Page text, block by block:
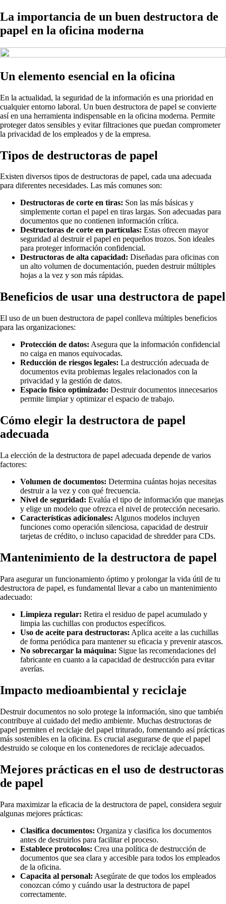
La importancia de un buen destructora de
papel en la oficina moderna
Un elemento esencial en la oficina
En la actualidad, la seguridad de la información es una prioridad en
cualquier entorno laboral. Un buen destructora de papel se convierte
así en una herramienta indispensable en la oficina moderna. Permite
proteger datos sensibles y evitar filtraciones que puedan comprometer
la privacidad de los empleados y de la empresa.
Tipos de destructoras de papel
Existen diversos tipos de destructoras de papel, cada una adecuada
para diferentes necesidades. Las más comunes son:
Destructoras de corte en tiras: Son las más básicas y
simplemente cortan el papel en tiras largas. Son adecuadas para
documentos que no contienen información crítica.
Destructoras de corte en partículas: Estas ofrecen mayor
seguridad al destruir el papel en pequeños trozos. Son ideales
para proteger información confidencial.
Destructoras de alta capacidad: Diseñadas para oficinas con
un alto volumen de documentación, pueden destruir múltiples
hojas a la vez y son más rápidas.
Beneficios de usar una destructora de papel
El uso de un buen destructora de papel conlleva múltiples beneficios
para las organizaciones:
Protección de datos: Asegura que la información confidencial
no caiga en manos equivocadas.
Reducción de riesgos legales: La destrucción adecuada de
documentos evita problemas legales relacionados con la
privacidad y la gestión de datos.
Espacio físico optimizado: Destruir documentos innecesarios
permite limpiar y optimizar el espacio de trabajo.
Cómo elegir la destructora de papel
adecuada
La elección de la destructora de papel adecuada depende de varios
factores:
Volumen de documentos: Determina cuántas hojas necesitas
destruir a la vez y con qué frecuencia.
Nivel de seguridad: Evalúa el tipo de información que manejas
y elige un modelo que ofrezca el nivel de protección necesario.
Características adicionales: Algunos modelos incluyen
funciones como operación silenciosa, capacidad de destruir
tarjetas de crédito, o incluso capacidad de shredder para CDs.
Mantenimiento de la destructora de papel
Para asegurar un funcionamiento óptimo y prolongar la vida útil de tu
destructora de papel, es fundamental llevar a cabo un mantenimiento
adecuado:
Limpieza regular: Retira el residuo de papel acumulado y
limpia las cuchillas con productos específicos.
Uso de aceite para destructoras: Aplica aceite a las cuchillas
de forma periódica para mantener su eficacia y prevenir atascos.
No sobrecargar la máquina: Sigue las recomendaciones del
fabricante en cuanto a la capacidad de destrucción para evitar
averías.
Impacto medioambiental y reciclaje
Destruir documentos no solo protege la información, sino que también
contribuye al cuidado del medio ambiente. Muchas destructoras de
papel permiten el reciclaje del papel triturado, fomentando así prácticas
más sostenibles en la oficina. Es crucial asegurarse de que el papel
destruido se coloque en los contenedores de reciclaje adecuados.
Mejores prácticas en el uso de destructoras
de papel
Para maximizar la eficacia de la destructora de papel, considera seguir
algunas mejores prácticas:
Clasifica documentos: Organiza y clasifica los documentos
antes de destruirlos para facilitar el proceso.
Establece protocolos: Crea una política de destrucción de
documentos que sea clara y accesible para todos los empleados
de la oficina.
Capacita al personal: Asegúrate de que todos los empleados
conozcan cómo y cuándo usar la destructora de papel
correctamente.